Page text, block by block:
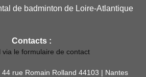
de badminton de Loire-Atlantique
Contacts :
via le formulaire de contact
rue Romain Rolland 44103 | Nantes